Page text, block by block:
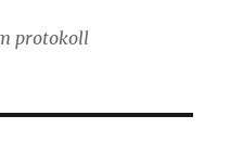
protokoll